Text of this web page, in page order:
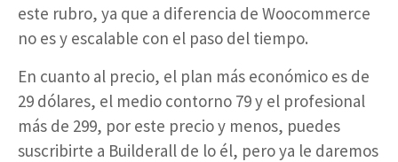
este rubro, ya que a diferencia de Woocommerce
no es y escalable con el paso del tiempo.
En cuanto al precio, el plan más económico es de
29 dólares, el medio contorno 79 y el profesional
más de 299, por este precio y menos, puedes
suscribirte a Builderall de lo él, pero ya le daremos